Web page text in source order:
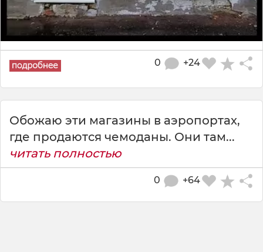
+24
0
Обожаю эти магазины в аэропортах,
где продаются чемоданы. Они там...
читать полностью
+64
0